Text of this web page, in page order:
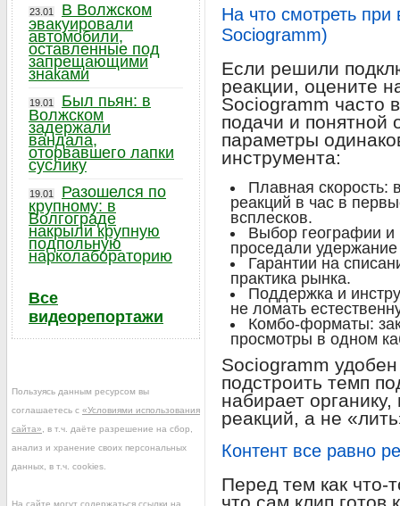
На что смотреть
Sociogramm)
Если решили
реакции, оцените
Sociogramm часто
подачи и понятной
параметры
инструмента:
Плавная скорость:
реакций в час в
всплесков.
Выбор географии и
проседали
Гарантии на
практика рынка.
Поддержка и
не ломать
Комбо-форматы:
просмотры в одном
Sociogramm
подстроить темп
набирает
реакций, а не
Контент все равно
Перед тем как что-
23.01
В Волжском
эвакуировали
автомобили,
оставленные под
запрещающими
знаками
19.01
Был пьян: в
Волжском
задержали
вандала,
оторвавшего лапки
суслику
19.01
Разошелся по
крупному: в
Волгограде
накрыли крупную
подпольную
нарколабораторию
Все
видеорепортажи
Пользуясь данным ресурсом вы
соглашаетесь с «Условиями использования
сайта» , в т.ч. даёте разрешение на сбор,
анализ и хранение своих персональных
данных, в т.ч. cookies.
На сайте могут содержаться ссылки на